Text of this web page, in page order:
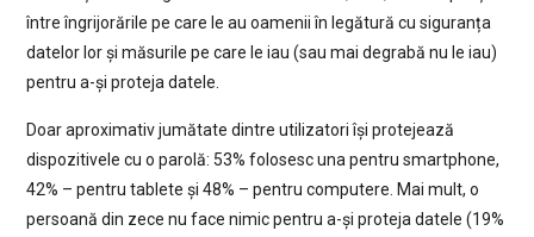
între îngrijorările pe care le au oamenii în legătură cu siguranța
datelor lor și măsurile pe care le iau (sau mai degrabă nu le iau)
pentru a-și proteja datele.
Doar aproximativ jumătate dintre utilizatori își protejează
dispozitivele cu o parolă: 53% folosesc una pentru smartphone,
42% – pentru tablete și 48% – pentru computere. Mai mult, o
persoană din zece nu face nimic pentru a-și proteja datele (19%